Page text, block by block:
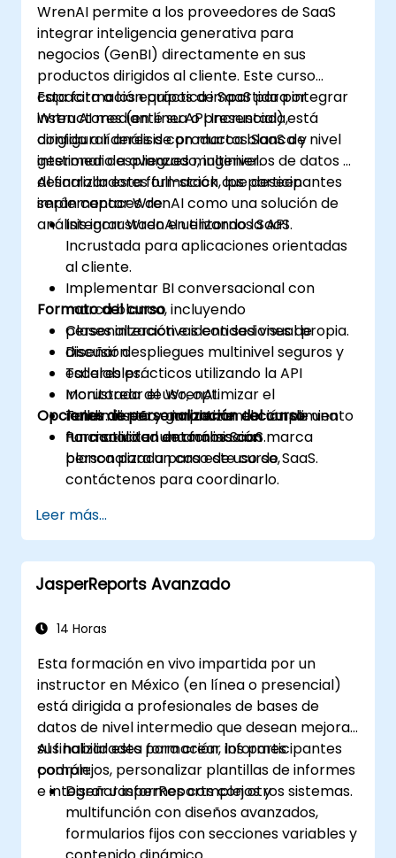
WrenAI permite a los proveedores de SaaS
integrar inteligencia generativa para
negocios (GenBI) directamente en sus
productos dirigidos al cliente. Este curso
capacita a los equipos de SaaS para integrar
Wren AI mediante su API Incrustada,
configurar análisis con marca blanca y
gestionar despliegues multinivel.
Esta formación práctica impartida por
instructores (en línea o presencial) está
dirigida a líderes de productos SaaS de nivel
intermedio a avanzado, ingenieros de datos y
desarrolladores full-stack que deseen
implementar WrenAI como una solución de
análisis incrustado en entornos SaaS.
Al finalizar esta formación, los participantes
serán capaces de:
Integrar WrenAI utilizando la API
Incrustada para aplicaciones orientadas
al cliente.
Implementar BI conversacional con
marca blanca, incluyendo
personalización e identidad visual propia.
Diseñar despliegues multinivel seguros y
escalables.
Monitorear el uso, optimizar el
rendimiento y garantizar el cumplimiento
normativo en entornos SaaS.
Formato del curso
Clases interactivas con sesiones de
discusión.
Talleres prácticos utilizando la API
Incrustada de WrenAI.
Taller: diseño e implementación de una
funcionalidad de análisis con marca
blanca para un caso de uso de SaaS.
Opciones de personalización del curso
Para solicitar una formación
personalizada para este curso,
contáctenos para coordinarlo.
Leer más...
JasperReports Avanzado
14 Horas
Esta formación en vivo impartida por un
instructor en México (en línea o presencial)
está dirigida a profesionales de bases de
datos de nivel intermedio que desean mejorar
sus habilidades para crear informes
complejos, personalizar plantillas de informes
e integrar JasperReports con otros sistemas.
Al finalizar esta formación, los participantes
podrán:
Diseñar informes complejos y
multifunción con diseños avanzados,
formularios fijos con secciones variables y